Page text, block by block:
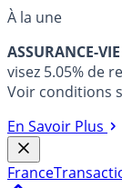
À la une
ASSURANCE-
visez 5.05% de
Voir conditions
En Savoir Plus
France